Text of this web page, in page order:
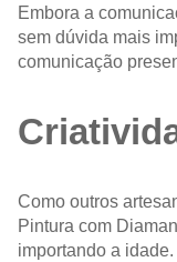
Embora a
sem dúvida mais
comunicação
Como outros
Pintura com
importando a idade.